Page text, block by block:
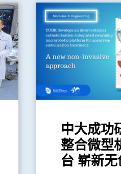
中大成功
整合微型
台 崭新